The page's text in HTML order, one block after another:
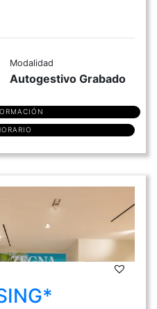
Modalidad
Autogestivo Grabado